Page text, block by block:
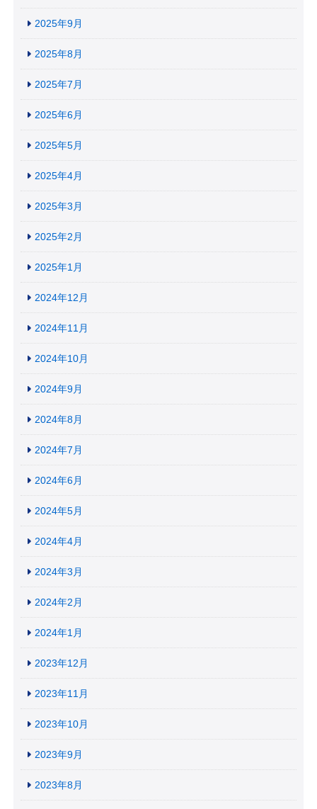
2025年9月
2025年8月
2025年7月
2025年6月
2025年5月
2025年4月
2025年3月
2025年2月
2025年1月
2024年12月
2024年11月
2024年10月
2024年9月
2024年8月
2024年7月
2024年6月
2024年5月
2024年4月
2024年3月
2024年2月
2024年1月
2023年12月
2023年11月
2023年10月
2023年9月
2023年8月